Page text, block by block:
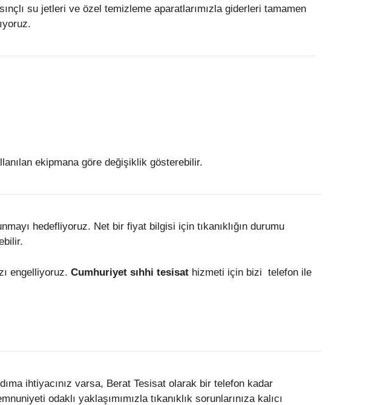
su jetleri ve özel temizleme aparatlarımızla giderleri tamamen
ekipmana göre değişiklik gösterebilir.
hedefliyoruz. Net bir fiyat bilgisi için tıkanıklığın durumu
engelliyoruz. Cumhuriyet sıhhi tesisat hizmeti için bizi telefon ile
ihtiyacınız varsa, Berat Tesisat olarak bir telefon kadar
odaklı yaklaşımımızla tıkanıklık sorunlarınıza kalıcı